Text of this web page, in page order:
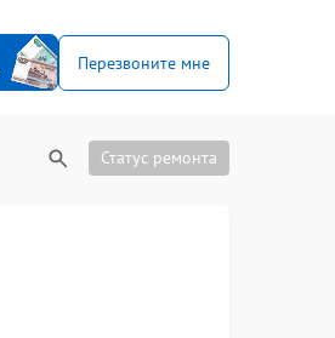
Перезвоните мне
Статус ремонта